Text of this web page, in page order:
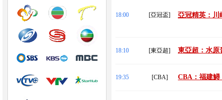
18:00 [亞冠盃] 亞冠精英：川
18:10 [東亞超] 東亞超：水原
19:35 [CBA] CBA：福建鱘